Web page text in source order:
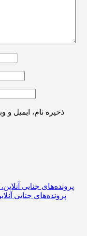
ذخیره نام، ایمیل
پرونده‌های جنایی